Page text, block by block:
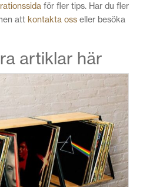
för fler tips. Har du fler
att kontakta oss eller besöka
artiklar här